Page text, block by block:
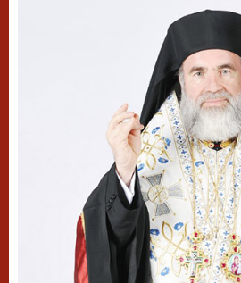
Sfântul
pe vremea împărăției lui
luptătorul împotriva
al Cizicului,
Sfântul
Pentru o
aceasta a fost
biserici a lui
popoarele sfânta bună